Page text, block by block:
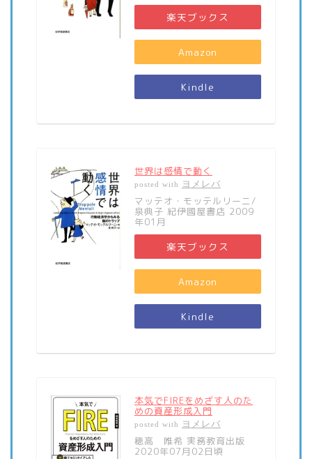
楽天ブックス
Amazon
Kindle
世界は感情で動く
posted with ヨメレバ
マッテオ・モッテルリーニ/
泉典子 紀伊國屋書店 2009
年01月
楽天ブックス
Amazon
Kindle
本気でFIREをめざす人のた
めの資産形成入門
posted with ヨメレバ
穂高 唯希 実務教育出版
2020年07月02日頃